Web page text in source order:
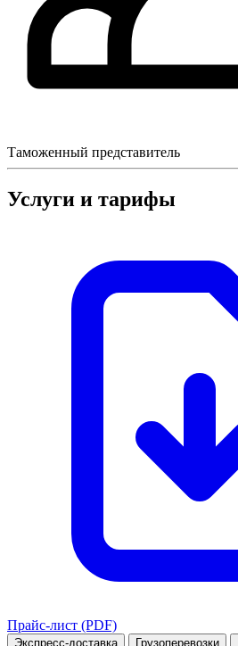
Таможенный представитель
Услуги и тарифы
Прайс-лист (PDF)
Экспресс-доставка Грузоперевозки